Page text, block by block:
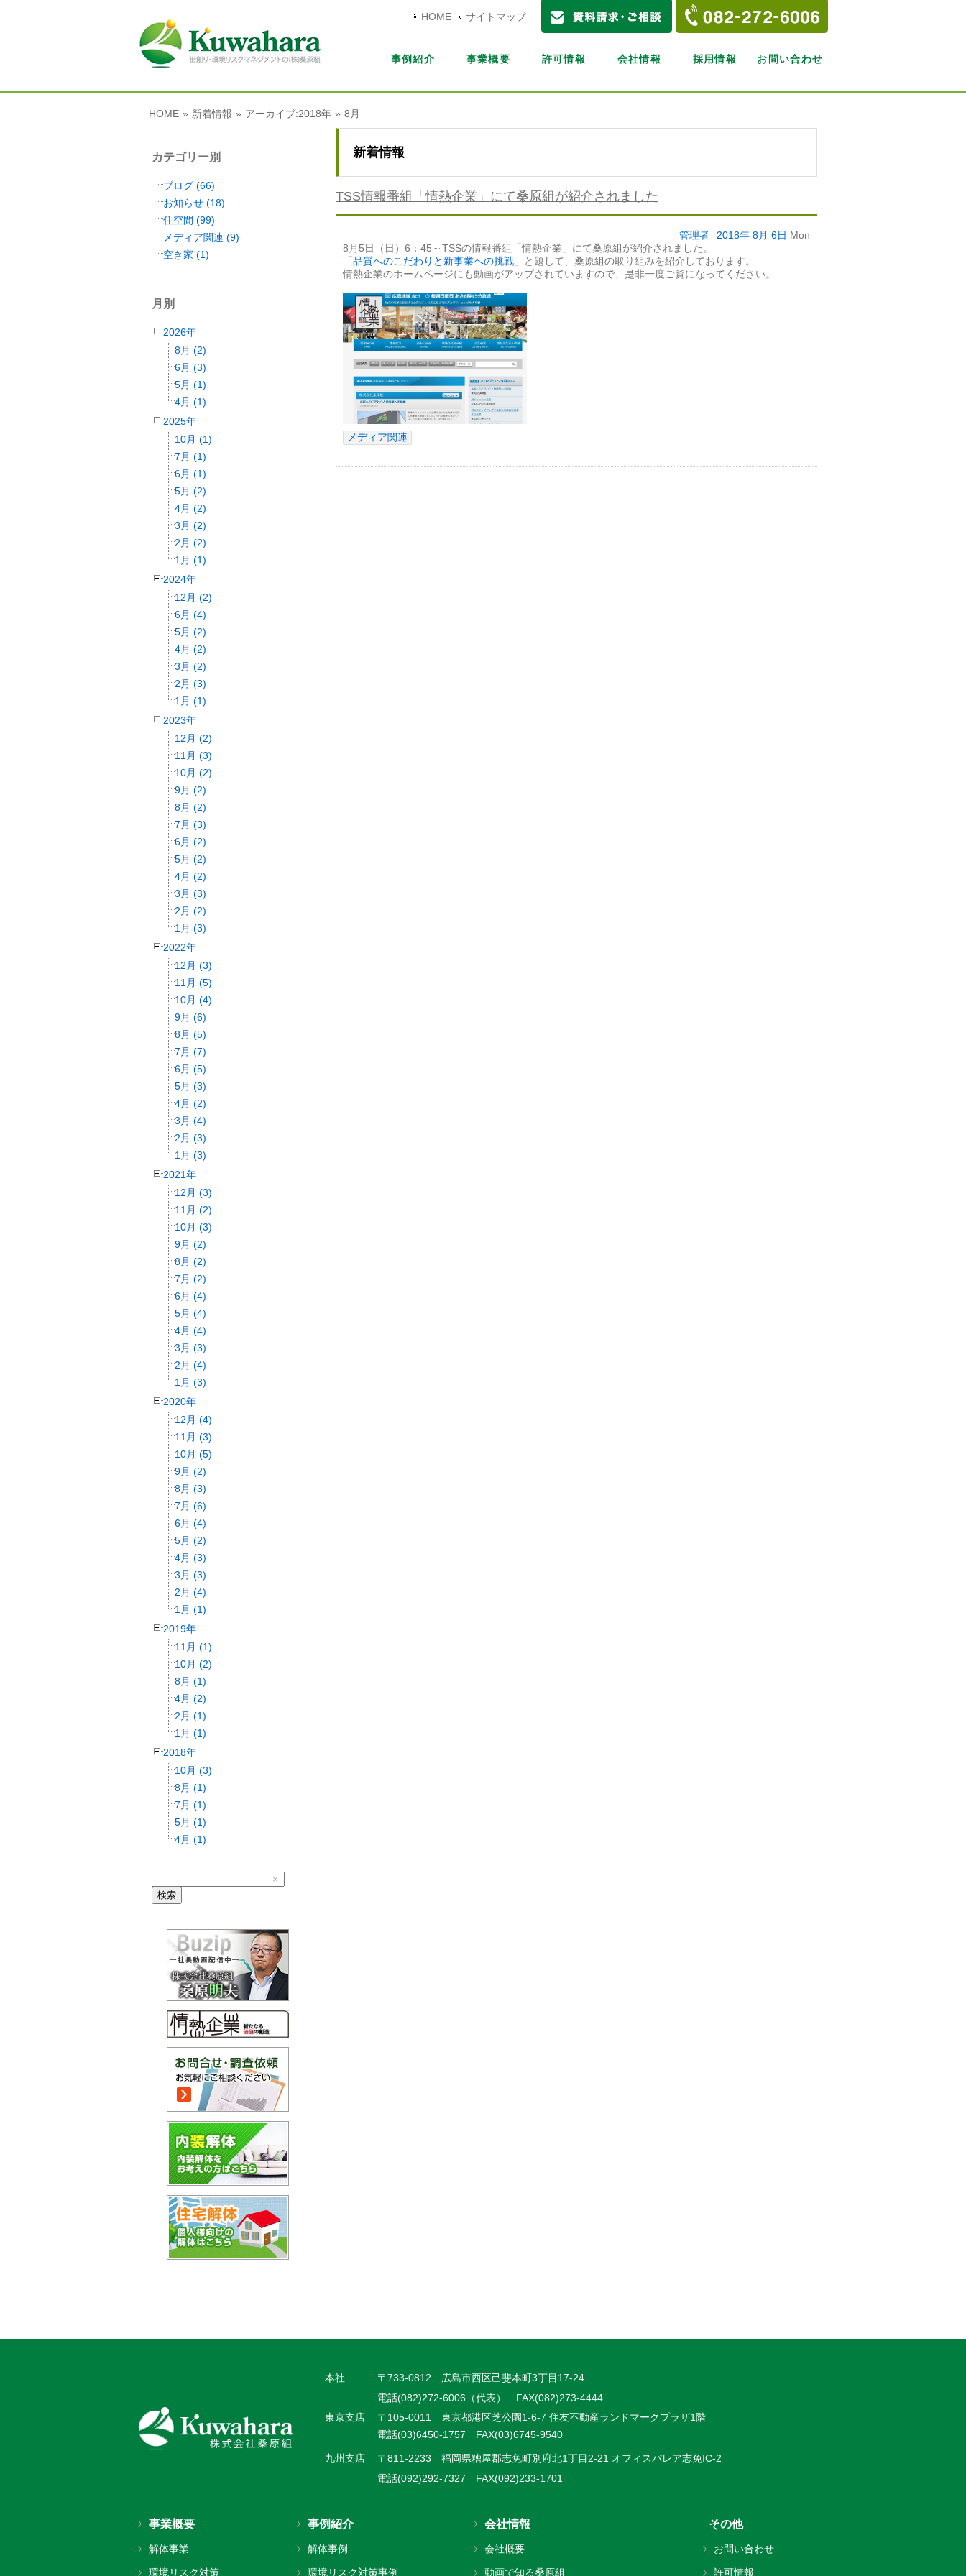
サイトマップ
HOME
事例紹介 事業概要 許可情報 会社情報 採用情報 お問い合わせ
HOME » 新着情報 » アーカイブ:2018年 » 8月
カテゴリー別
ブログ (66)
お知らせ (18)
住空間 (99)
メディア関連 (9)
空き家 (1)
月別
2026年
8月 (2)
6月 (3)
5月 (1)
4月 (1)
2025年
10月 (1)
7月 (1)
6月 (1)
5月 (2)
4月 (2)
3月 (2)
2月 (2)
1月 (1)
2024年
12月 (2)
6月 (4)
5月 (2)
4月 (2)
3月 (2)
2月 (3)
1月 (1)
2023年
12月 (2)
11月 (3)
10月 (2)
9月 (2)
8月 (2)
7月 (3)
6月 (2)
5月 (2)
4月 (2)
3月 (3)
2月 (2)
1月 (3)
2022年
12月 (3)
11月 (5)
10月 (4)
9月 (6)
8月 (5)
7月 (7)
6月 (5)
5月 (3)
4月 (2)
3月 (4)
2月 (3)
1月 (3)
2021年
12月 (3)
11月 (2)
10月 (3)
9月 (2)
8月 (2)
7月 (2)
6月 (4)
5月 (4)
4月 (4)
3月 (3)
2月 (4)
1月 (3)
2020年
12月 (4)
11月 (3)
10月 (5)
9月 (2)
8月 (3)
7月 (6)
6月 (4)
5月 (2)
4月 (3)
3月 (3)
2月 (4)
1月 (1)
2019年
11月 (1)
10月 (2)
8月 (1)
4月 (2)
2月 (1)
1月 (1)
2018年
10月 (3)
8月 (1)
7月 (1)
5月 (1)
4月 (1)
×
検索
新着情報
TSS情報番組「情熱企業」にて桑原組が紹介されました
2018年 8月 6日 Mon
管理者
8月5日（日）6：45～TSSの情報番組「情熱企業」にて桑原組が紹介されました。
「品質へのこだわりと新事業への挑戦」
と題して、桑原組の取り組みを紹介しております。
情熱企業のホームページにも動画がアップされていますので、是非一度ご覧になってください。
メディア関連
本社
〒733-0812 広島市西区己斐本町3丁目17-24
電話(082)272-6006（代表） FAX(082)273-4444
東京支店
〒105-0011 東京都港区芝公園1-6-7 住友不動産ランドマークプラザ1階
電話(03)6450-1757 FAX(03)6745-9540
九州支店
〒811-2233 福岡県糟屋郡志免町別府北1丁目2-21 オフィスパレア志免ⅠC-2
電話(092)292-7327 FAX(092)233-1701
事業概要
解体事業
環境リスク対策
事例紹介
解体事例
環境リスク対策事例
会社情報
会社概要
動画で知る桑原組
その他
お問い合わせ
許可情報